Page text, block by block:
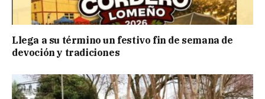
Llega a su término un festivo fin de semana de
devoción y tradiciones